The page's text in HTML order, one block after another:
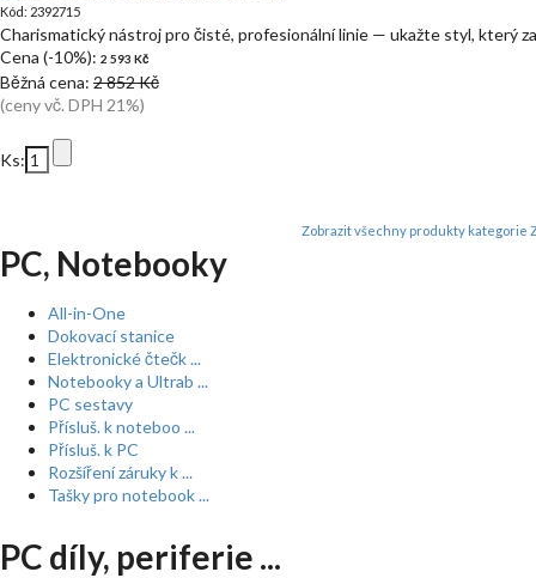
Kód: 2392715
Charismatický nástroj pro čisté, profesionální linie — ukažte styl, který
Cena (-10%): 2 593 Kč
Běžná cena: 2 852 Kč
(ceny vč. DPH 21%)
Ks:
Zobrazit všechny produkty kategorie
PC, Notebooky
All-in-One
Dokovací stanice
Elektronické čtečk ...
Notebooky a Ultrab ...
PC sestavy
Přísluš. k noteboo ...
Přísluš. k PC
Rozšíření záruky k ...
Tašky pro notebook ...
PC díly, periferie ...